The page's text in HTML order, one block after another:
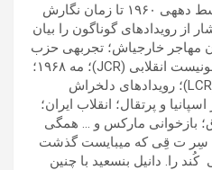
تجارب جمعی. بن سعيد از اواسط دھهی ١٩۶٠ تا زمان نگارش
سرشار از رويدادھای گوناگون را بيان
مھاجر خارجیاش؛ تجربهی حزب
کمونيست؛ سازمان جوانان کمونيست انقلابی (JCR)؛ مه ١٩۶٨؛
سازمان کمونيستھای انقلابی (LCR)؛ رويدادھای دلخراش
و پرتقال؛ انقلاب ايران؛
بازخوانی مارکس و … ھمگی
سِر ت قِی که میبايست گذشت
کُند را. دانيل بنسعيد با چنين